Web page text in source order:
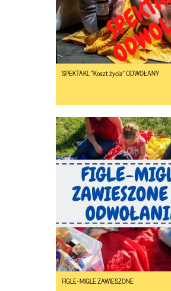
SPEKTAKL "Koszt życia” ODWOŁANY
FIGLE-MIGLE ZAWIESZONE